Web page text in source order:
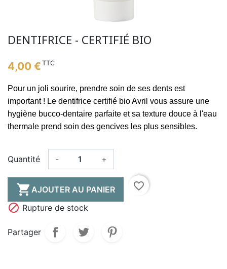
DENTIFRICE - CERTIFIÉ BIO
4,00 € TTC
Pour un joli sourire, prendre soin de ses dents est
important ! Le dentifrice certifié bio Avril vous assure une
hygiène bucco-dentaire parfaite et sa texture douce à l'eau
thermale prend soin des gencives les plus sensibles.
Quantité - +
AJOUTER AU PANIER
favorite_border
 Rupture de stock
Partager